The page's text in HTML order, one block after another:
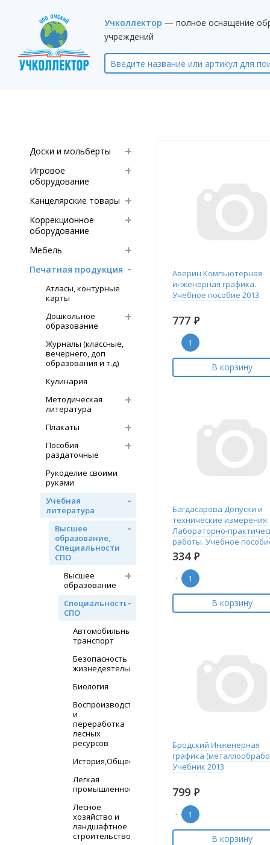
Учколлектор — полное оснащение
учреждений
Доски и мольберты
Игровое
оборудование
Канцелярские товары
Коррекционное
оборудование
Мебель
Печатная продукция
Атласы, контурные
карты
Дошкольное
образование
Журналы (классные,
вечернего, доп
образования и т.д)
Кулинария
Методическая
литература
Плакаты
Пособия
раздаточные
Рукоделие своими
руками
Учебная
литература
Высшее
образование,
Специальности
СПО
Высшее
образование
Специальности
СПО
Автомобильный
транспорт
Безопасность
жизнедеятельности
Биология
Воспроизводство
и
переработка
лесных
ресурсов
История,Обществознание
Легкая
промышленность
Лесное
хозяйство и
ландшафтное
строительство
Аверин Компьютерная
инженерная графика.
Учебное пособие 2013
777 Р
-
В корзину
Багдасарова Допуски и
технические измерения:
Лабораторно-
работы. Учебное
2013
334 Р
-
В корзину
Бродский Инженерная
графика
Учебник 2013
799 Р
-
В корзину